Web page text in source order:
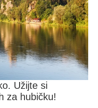
Užijte si
za hubičku!